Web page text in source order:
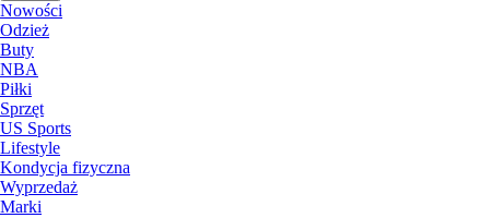
Nowości
Odzież
Buty
NBA
Piłki
Sprzęt
US Sports
Lifestyle
Kondycja fizyczna
Wyprzedaż
Marki